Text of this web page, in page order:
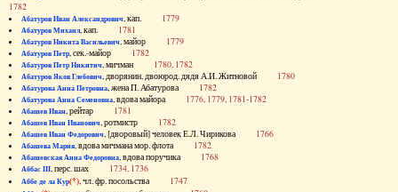
1782
Абатуров Иван Александрович, кап. 1779
Абатуров Михаил, кап. 1781
Абатуров Никита Васильевич, майор 1779
Абатуров Петр, сек.-майор 1782
Абатуров Петр Никитич, мичман 1780, 1782
Абатуров Яков Глебович, дворянин, двоюрод. дядя А.И. Житновой 1780
Абатурова Анна Петровна, жена П. Абатурова 1782
Абатурова Анна Семеновна, вдова майора 1776, 1779, 1781-1782
Абашев Иван, рейтар 1781
Абашев Иван Иванович, ротмистр 1782
Абашев Иван Федорович, [дворовый] человек Е.Л. Чирикова 1766
Абашева Мария, вдова мичмана мор. флота 1782
Абашевская Анна Федоровна, вдова поручика 1768
Аббас III, перс. шах 1734, 1736
Аббе де ла Кур(*), чл. фр. посольства 1747